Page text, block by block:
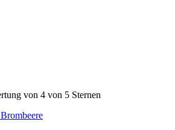
von 4 von 5 Sternen